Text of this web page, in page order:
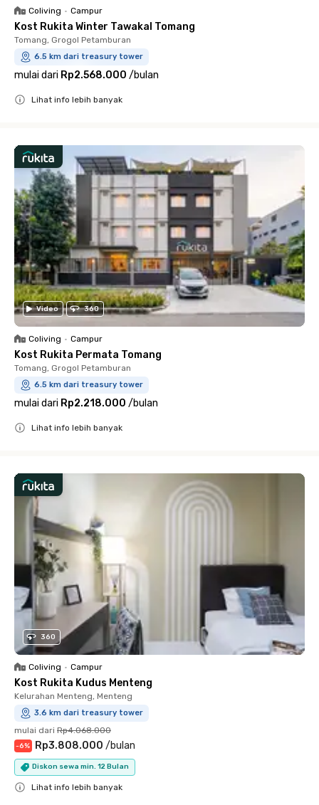
Coliving • Campur
Kost Rukita Winter Tawakal Tomang
Tomang, Grogol Petamburan
6.5 km dari treasury tower
mulai dari Rp2.568.000 /bulan
Lihat info lebih banyak
Video 360
Coliving • Campur
Kost Rukita Permata Tomang
Tomang, Grogol Petamburan
6.5 km dari treasury tower
mulai dari Rp2.218.000 /bulan
Lihat info lebih banyak
360
Coliving • Campur
Kost Rukita Kudus Menteng
Kelurahan Menteng, Menteng
3.6 km dari treasury tower
mulai dari Rp4.068.000
-6% Rp3.808.000 /bulan
Diskon sewa min. 12 Bulan
Lihat info lebih banyak